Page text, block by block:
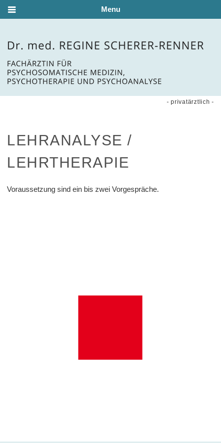
- privatärztlich -
LEHRANALYSE /
LEHRTHERAPIE
Voraussetzung sind ein bis zwei Vorgespräche.
Menu